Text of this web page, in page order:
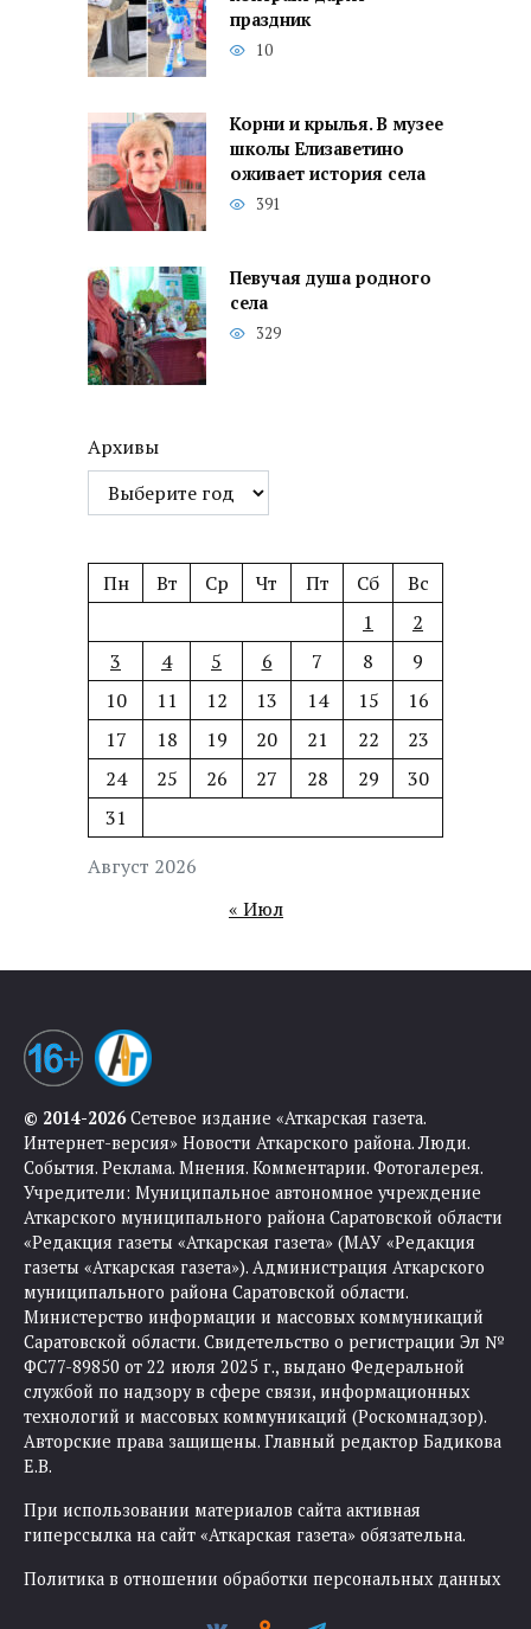
праздник
10
Корни и крылья. В музее
школы Елизаветино
оживает история села
391
Певучая душа родного
села
329
Архивы
Август 2026
Пн Вт Ср Чт Пт Сб
Вс
1
2
3
4 5 6 7 8
9
10
11 12 13 14 15
16
17
18 19 20 21 22
23
24
25 26 27 28 29
30
31
« Июл
© 2014-2026Сетевое издание «Аткарская газета.
Интернет-версия» Новости Аткарского района. Люди.
События. Реклама. Мнения. Комментарии. Фотогалерея.
Учредители: Муниципальное автономное учреждение
Аткарского муниципального района Саратовской области
«Редакция газеты «Аткарская газета» (МАУ «Редакция
газеты «Аткарская газета»). Администрация Аткарского
муниципального района Саратовской области.
Министерство информации и массовых коммуникаций
Саратовской области. Свидетельство о регистрации Эл №
ФС77-89850 от 22 июля 2025 г., выдано Федеральной
службой по надзору в сфере связи, информационных
технологий и массовых коммуникаций (Роскомнадзор).
Авторские права защищены. Главный редактор Бадикова
Е.В.
При использовании материалов сайта активная
гиперссылка на сайт «Аткарская газета» обязательна.
Политика в отношении обработки персональных данных